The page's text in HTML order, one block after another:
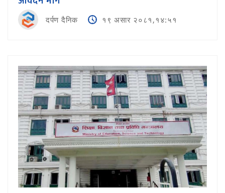
दर्पण दैनिक १९ असार २०८१,१४:५१